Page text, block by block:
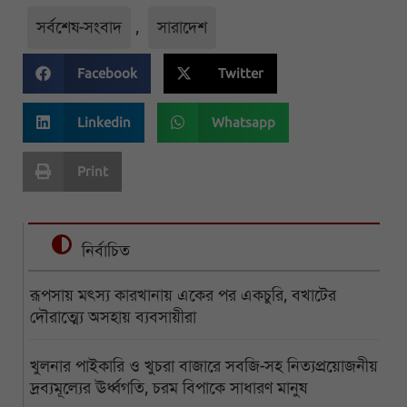
সর্বশেষ-সংবাদ , সারাদেশ
Facebook Twitter
Linkedin Whatsapp
Print
নির্বাচিত
রূপসায় মৎস্য কারখানায় একের পর একচুরি, বখাটের
দৌরাত্ম্যে অসহায় ব্যবসায়ীরা
খুলনার পাইকারি ও খুচরা বাজারে সবজি-সহ নিত্যপ্রয়োজনীয়
দ্রব্যমূল্যের ঊর্ধ্বগতি, চরম বিপাকে সাধারণ মানুষ